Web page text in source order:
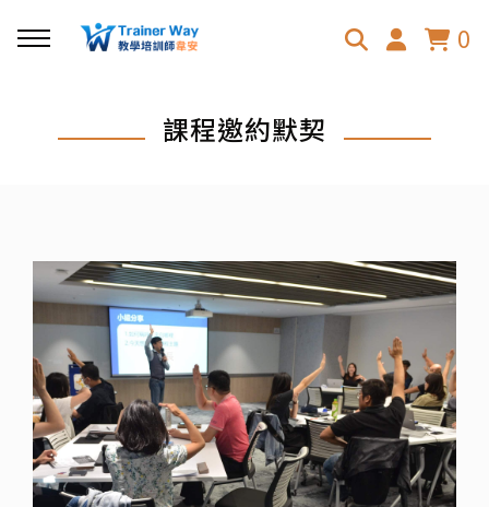
0
OGSM目標管理
職場人際溝通力
課程邀約默契